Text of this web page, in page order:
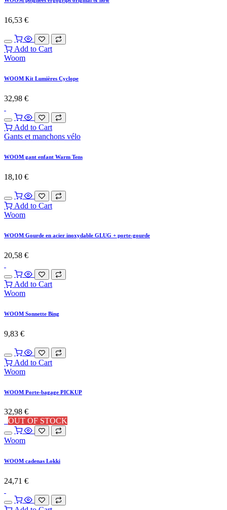
16,53 €
Add to Cart
Woom
WOOM Kit Lumières Cyclope
32,98 €
Add to Cart
Gants et manchons vélo
WOOM gant enfant Warm Tens
18,10 €
Add to Cart
Woom
WOOM Gourde en acier inoxydable GLUG + porte-gourde
20,58 €
Add to Cart
Woom
WOOM Sonnette Bing
9,83 €
Add to Cart
Woom
WOOM Porte-bagage PICKUP
32,98 €
OUT OF STOCK
Woom
WOOM cadenas Lokki
24,71 €